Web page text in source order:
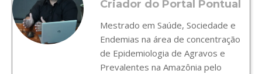
Criador do Portal Pontual
Mestrado em Saúde, Sociedade e
Endemias na área de concentração
de Epidemiologia de Agravos e
Prevalentes na Amazônia pelo